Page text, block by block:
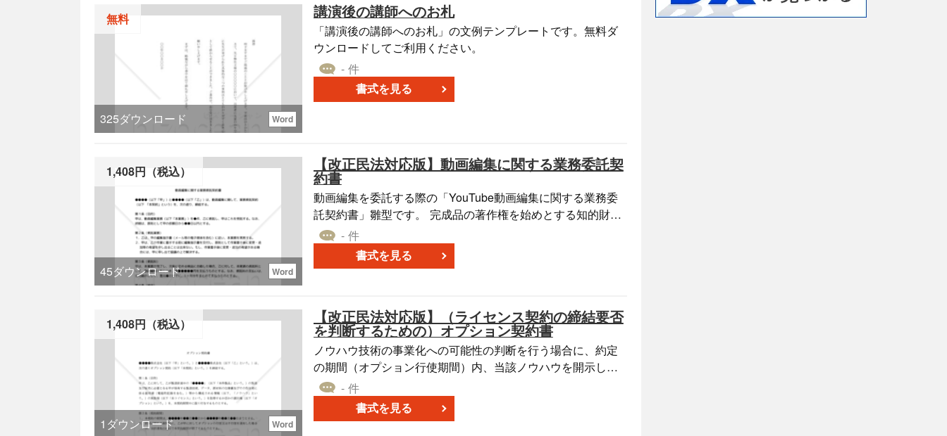
無料
325ダウンロード Word
講演後の講師へのお札
「講演後の講師へのお札」の文例テンプレートです。無料ダ
ウンロードしてご利用ください。
- 件
書式を見る
1,408円（税込）
45ダウンロード Word
【改正民法対応版】動画編集に関する業務委託契
約書
動画編集を委託する際の「YouTube動画編集に関する業務委
託契約書」雛型です。 完成品の著作権を始めとする知的財産
権を発注者に帰属するよう起案しておりますので、特にその
点をお含みおきいただき、適宜ご編集の上でご利用いただけ
ればと存じます。2020年4月1日施行の改正民法対応版です。
（反社会的勢力の排除） 第７条（編集材料の抹消） 第８条
（知的財産権の帰属） 第９条（守秘義務） 第１０条（準拠
法） 第１１条（損害賠償責任） 第１２条（合意管轄） 第１
３条（協議事項）
- 件
書式を見る
1,408円（税込）
1 ダウンロード Word
【改正民法対応版】（ライセンス契約の締結要否
を判断するための）オプション契約書
ノウハウ技術の事業化への可能性の判断を行う場合に、約定
の期間（オプション行使期間）内、当該ノウハウを開示し、
相手方が当該期間内に当該ノウハウ技術につきライセンスを
受けるか否かの選択権（オプション）を与える契約をオプシ
ョン契約といいます。 契約の相手方は、オプション行使期間
- 件
書式を見る